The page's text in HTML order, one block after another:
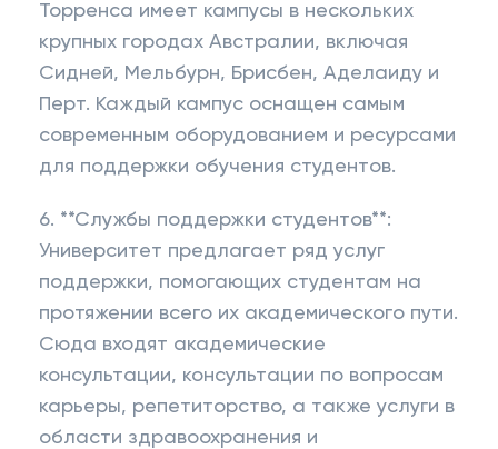
Торренса имеет кампусы в нескольких
крупных городах Австралии, включая
Сидней, Мельбурн, Брисбен, Аделаиду ​​и
Перт. Каждый кампус оснащен самым
современным оборудованием и ресурсами
для поддержки обучения студентов.
6. **Службы поддержки студентов**:
Университет предлагает ряд услуг
поддержки, помогающих студентам на
протяжении всего их академического пути.
Сюда входят академические
консультации, консультации по вопросам
карьеры, репетиторство, а также услуги в
области здравоохранения и